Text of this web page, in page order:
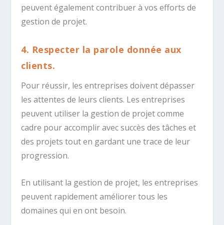
peuvent également contribuer à vos efforts de
gestion de projet.
4. Respecter la parole donnée aux
clients.
Pour réussir, les entreprises doivent dépasser
les attentes de leurs clients. Les entreprises
peuvent utiliser la gestion de projet comme
cadre pour accomplir avec succès des tâches et
des projets tout en gardant une trace de leur
progression.
En utilisant la gestion de projet, les entreprises
peuvent rapidement améliorer tous les
domaines qui en ont besoin.